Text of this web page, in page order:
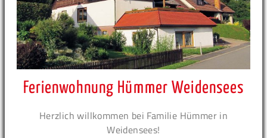
Ferienwohnung Hümmer Weidensees
Herzlich willkommen bei Familie Hümmer in
Weidensees!